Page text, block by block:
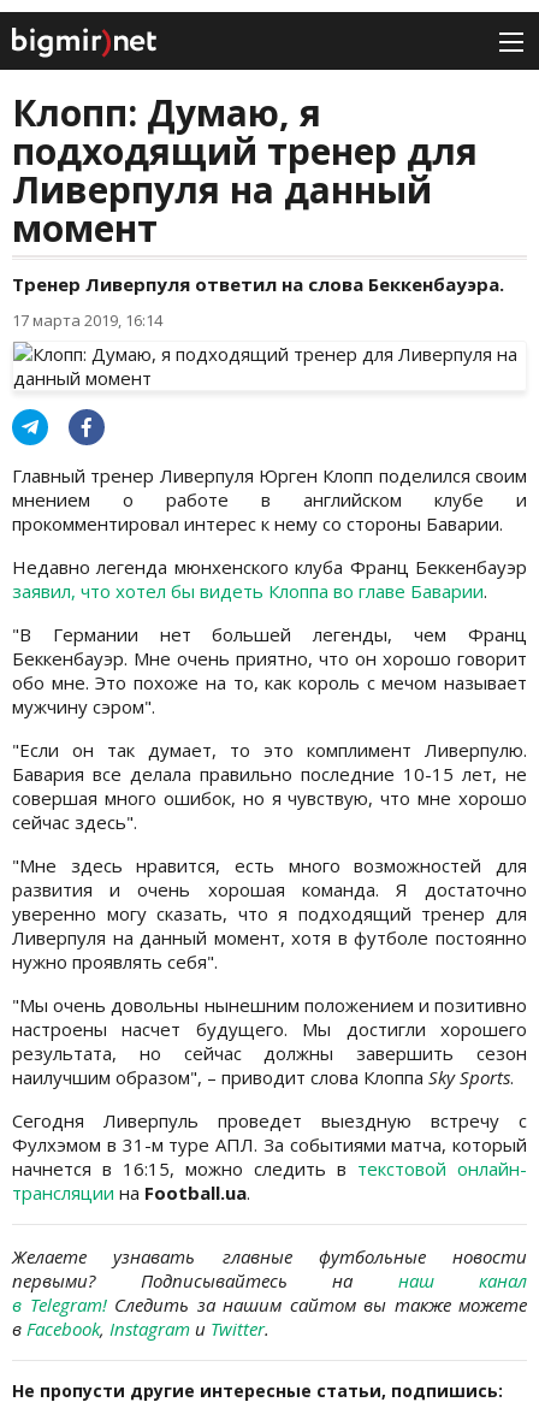
Клопп: Думаю, я
подходящий тренер для
Ливерпуля на данный
момент
Тренер Ливерпуля ответил на слова Беккенбауэра.
17 марта 2019, 16:14
Главный тренер Ливерпуля Юрген Клопп поделился своим
мнением о работе в английском клубе и
прокомментировал интерес к нему со стороны Баварии.
Недавно легенда мюнхенского клуба Франц Беккенбауэр
заявил, что хотел бы видеть Клоппа во главе Баварии.
"В Германии нет большей легенды, чем Франц
Беккенбауэр. Мне очень приятно, что он хорошо говорит
обо мне. Это похоже на то, как король с мечом называет
мужчину сэром".
"Если он так думает, то это комплимент Ливерпулю.
Бавария все делала правильно последние 10-15 лет, не
совершая много ошибок, но я чувствую, что мне хорошо
сейчас здесь".
"Мне здесь нравится, есть много возможностей для
развития и очень хорошая команда. Я достаточно
уверенно могу сказать, что я подходящий тренер для
Ливерпуля на данный момент, хотя в футболе постоянно
нужно проявлять себя".
"Мы очень довольны нынешним положением и позитивно
настроены насчет будущего. Мы достигли хорошего
результата, но сейчас должны завершить сезон
наилучшим образом", – приводит слова Клоппа Sky Sports.
Сегодня Ливерпуль проведет выездную встречу с
Фулхэмом в 31-м туре АПЛ. За событиями матча, который
начнется в 16:15, можно следить в текстовой онлайн-
трансляции на Football.ua.
Желаете узнавать
главные футбольные новости
первыми? Подписывайтесь на наш канал
в Telegram!Следить за нашим сайтом вы также можете
в Facebook, Instagram и Twitter.
Не пропусти другие интересные статьи, подпишись: